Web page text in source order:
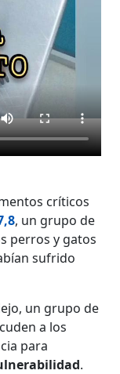
críticos
, un grupo de
perros y gatos
sufrido
un grupo de
a los
para
.